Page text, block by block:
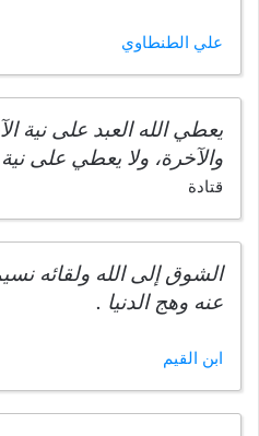
علي الطنطاوي
يعطي الله العبد على نية
والآخرة، ولا يعطي على نية
قتادة
الشوق إلى الله ولقائه
عنه وهج الدنيا .
ابن القيم